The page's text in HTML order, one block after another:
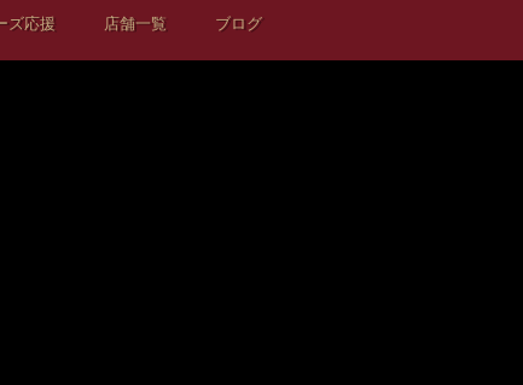
ズ応援 店舗一覧 ブログ